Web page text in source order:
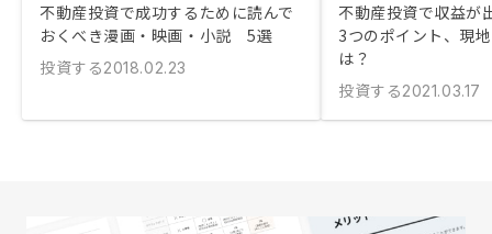
不動産投資で成功するために読んで
おくべき漫画・映画・小説 5選
投資する2018.02.23
不動産投資で収益が
3つのポイント、現
は？
投資する2021.03.17